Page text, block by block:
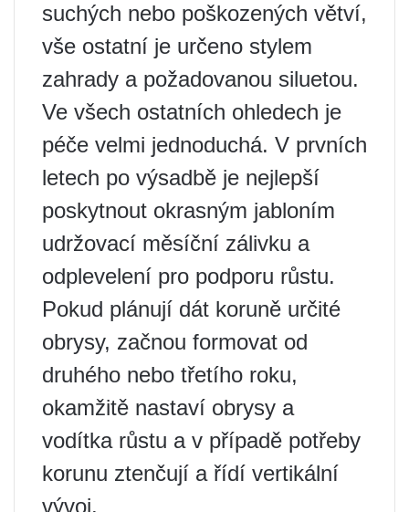
suchých nebo poškozených větví,
vše ostatní je určeno stylem
zahrady a požadovanou siluetou.
Ve všech ostatních ohledech je
péče velmi jednoduchá. V prvních
letech po výsadbě je nejlepší
poskytnout okrasným jabloním
udržovací měsíční zálivku a
odplevelení pro podporu růstu.
Pokud plánují dát koruně určité
obrysy, začnou formovat od
druhého nebo třetího roku,
okamžitě nastaví obrysy a
vodítka růstu a v případě potřeby
korunu ztenčují a řídí vertikální
vývoj.